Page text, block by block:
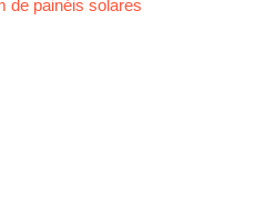
de painéis solares